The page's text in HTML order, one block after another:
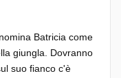
Batricia come
giungla. Dovranno
suo fianco c'è